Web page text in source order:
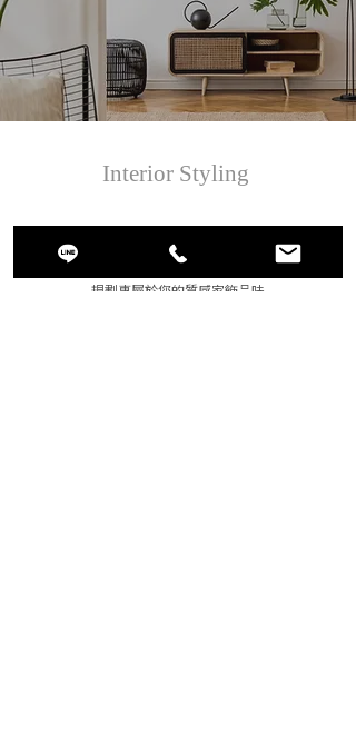
Interior Styling
我們有專業軟裝師協助客戶
規劃專屬於您的質感家飾品味